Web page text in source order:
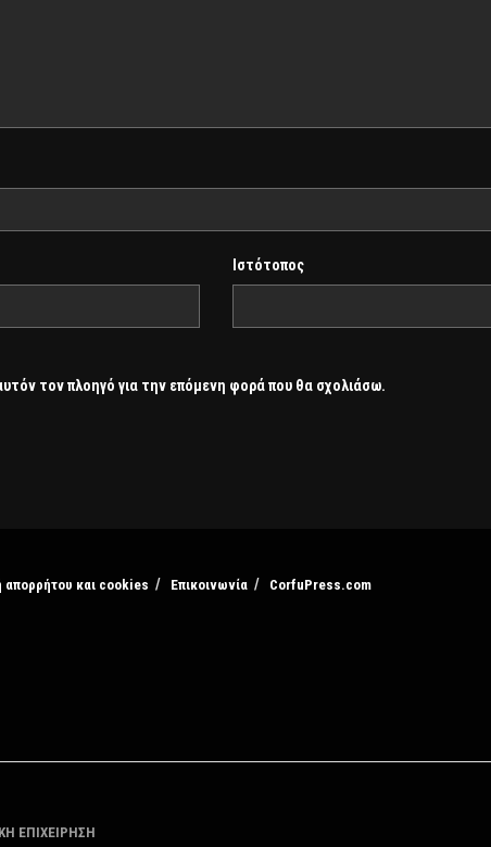
Ιστότοπος
τον πλοηγό για την επόμενη φορά που θα σχολιάσω.
απορρήτου και cookies Επικοινωνία CorfuPress.com
ΕΠΙΧΕΙΡΗΣΗ